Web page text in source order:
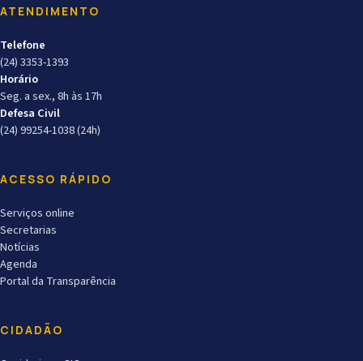
ATENDIMENTO
Telefone
(24) 3353-1393
Horário
Seg. a sex., 8h às 17h
Defesa Civil
(24) 99254-1038 (24h)
ACESSO RÁPIDO
Serviços online
Secretarias
Notícias
Agenda
Portal da Transparência
CIDADÃO